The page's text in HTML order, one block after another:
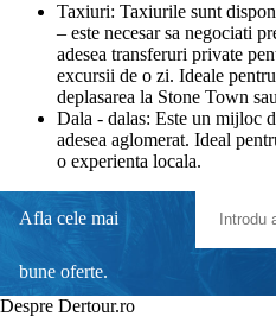
Taxiuri: Taxiurile sunt
– este necesar sa negociati
adesea transferuri private
excursii de o zi. Ideale
deplasarea la Stone Town
Dala - dalas: Este un mijloc
adesea aglomerat. Ideal
o experienta locala.
Afla cele mai
bune oferte.
Despre Dertour.ro